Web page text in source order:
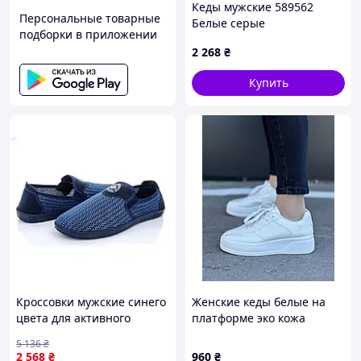
✔ Topik – вдалий вибір!
У нас купують:
Жіноче
взуття
чоловічі
взуття
жіночі
Сумки та
рюкзаки
Босоніжки
чоловічі
Жіноче
літнє взуття
Зимові
чоловічі
кросівки
Тактичні
товари
Персональные товарные
подборки в приложении
Кеды мужские 589562
Белые серые
2 268 ₴
Купить
Кроссовки мужские синего
цвета для активного
носки текстильная
2 568 ₴
5 136₴
Женские кеды белые на
платформе эко кожа
960 ₴